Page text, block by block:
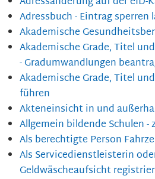
Adressbuch - Eintrag sperren
Akademische
Akademische Grade, Titel
- Gradumwandlungen
Akademische Grade, Titel
führen
Akteneinsicht in und
Allgemein bildende Schulen
Als berechtigte Person
Als Servicedienstleisterin
Geldwäscheaufsicht